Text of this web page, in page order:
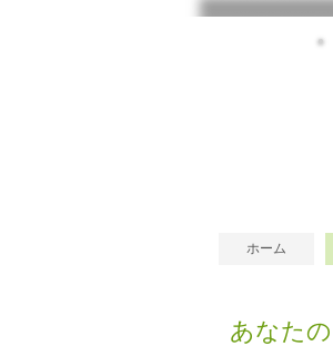
ホーム
あなたの